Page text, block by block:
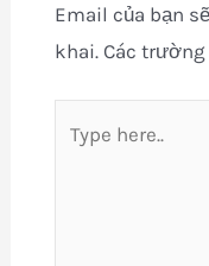
Email của bạn
khai. Các
here..